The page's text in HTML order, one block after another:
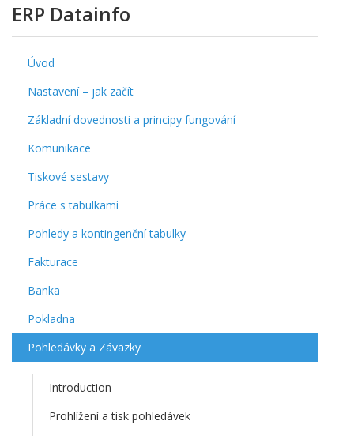
ERP Datainfo
Úvod
Nastavení – jak začít
Základní dovednosti a principy fungování
Komunikace
Tiskové sestavy
Práce s tabulkami
Pohledy a kontingenční tabulky
Fakturace
Banka
Pokladna
Pohledávky a Závazky
Introduction
Prohlížení a tisk pohledávek